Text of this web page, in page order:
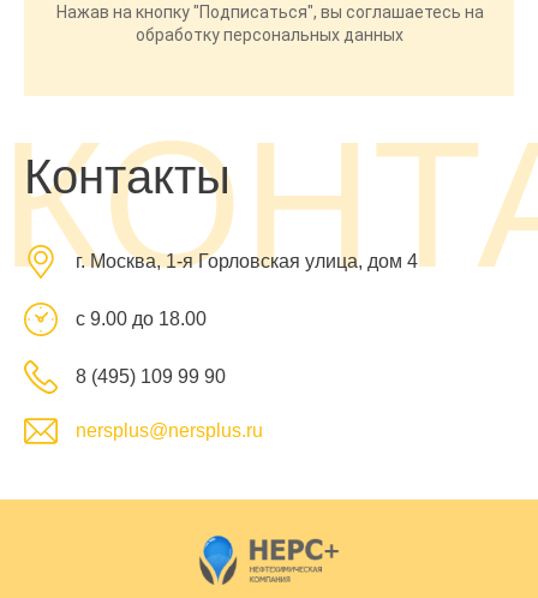
Нажав на кнопку "Подписаться", вы соглашаетесь на
обработку персональных данных
Контакты
г. Москва, 1-я Горловская улица, дом 4
с 9.00 до 18.00
8 (495) 109 99 90
nersplus@nersplus.ru